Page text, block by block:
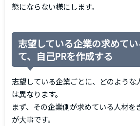
態にならない様にします。
志望している企業の求めて
て、自己PRを作成する
志望している企業ごとに、どのような
は異なります。
まず、その企業側が求めている人材を
が大事です。